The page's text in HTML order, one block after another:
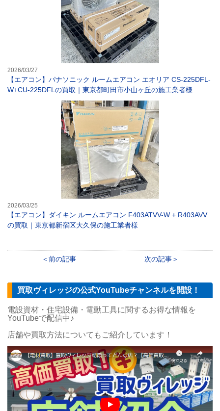
2026/03/27
【エアコン】パナソニック ルームエアコン エオリア CS-225DFL-
W+CU-225DFLの買取｜東京都町田市小山ヶ丘の施工業者様
2026/03/25
【エアコン】ダイキン ルームエアコン F403ATVV-W + R403AVV
の買取｜東京都新宿区大久保の施工業者様
前の記事 次の記事
買取ヴィレッジの公式YouTubeチャンネルを開設！
電設資材・住宅設備・電動工具に関するお得な情報を
YouTubeで配信中♪
店舗や買取方法についてもご紹介しています！